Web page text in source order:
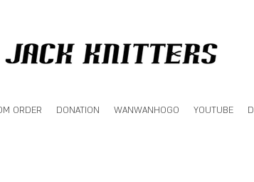
ORDER DONATION WANWANHOGO YOUTUBE